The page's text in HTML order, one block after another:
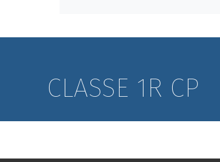
CLASSE 1R CP